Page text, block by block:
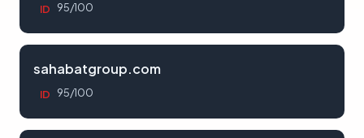
ID 95/100
sahabatgroup.com
ID 95/100